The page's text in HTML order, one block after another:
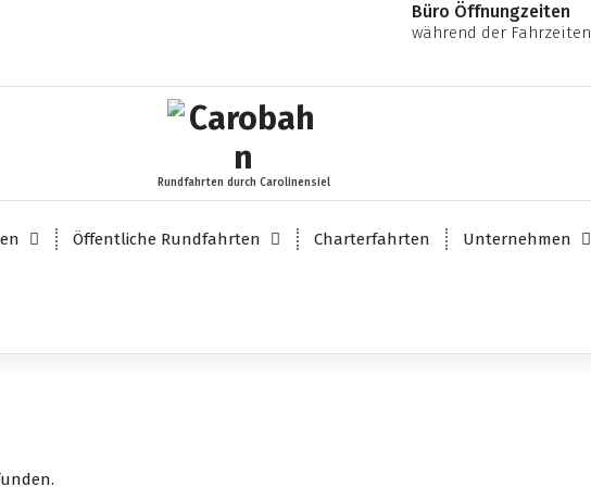
Büro Öffnungzeiten
während der Fahrzeiten
Rundfahrten durch Carolinensiel
Öffentliche Rundfahrten Charterfahrten Unternehmen